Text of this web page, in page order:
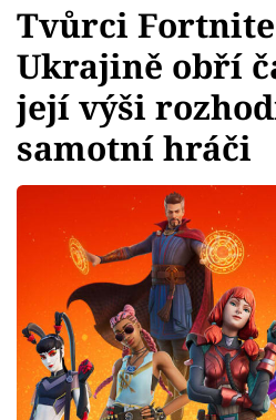
Témata
Showbyznys
Youtubeři
Virály
Sex a vztahy
Videa
Sledujte prima+
Tvůrci
Ukrajině obří
její výši
samotní hráči